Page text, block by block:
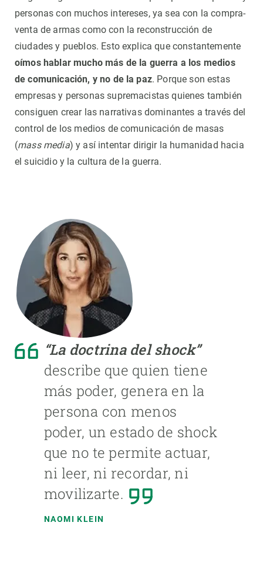
personas con muchos intereses, ya sea con la compra-
venta de armas como con la reconstrucción de
ciudades y pueblos. Esto explica que constantemente
oímos hablar mucho más de la guerra a los medios
de comunicación, y no de la paz. Porque son estas
empresas y personas supremacistas quienes también
consiguen crear las narrativas dominantes a través del
control de los medios de comunicación de masas
(mass media) y así intentar dirigir la humanidad hacia
el suicidio y la cultura de la guerra.
“La doctrina del shock”
describe que quien tiene
más poder, genera en la
persona con menos
poder, un estado de shock
que no te permite actuar,
ni leer, ni recordar, ni
movilizarte.
NAOMI KLEIN